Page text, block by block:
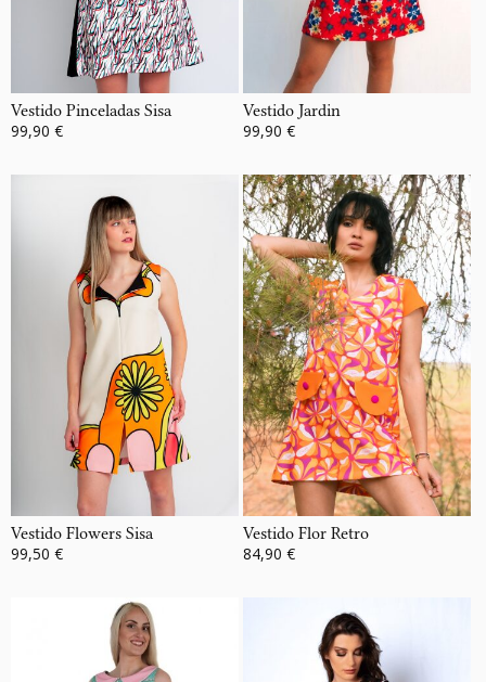
Vestido Pinceladas Sisa
99,90 €
Vestido Jardin
99,90 €
Vestido Flowers Sisa
99,50 €
Vestido Flor Retro
84,90 €